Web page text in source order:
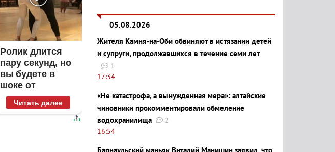
Ролик длится
пару секунд, но
вы будете в
шоке от
увиденного
Читать далее
05.08.2026
Жителя Камня-на-Оби обвиняют в истязании детей
и супруги, продолжавшихся в течение семи лет
1
17:34
«Не катастрофа, а вынужденная мера»: алтайские
чиновники прокомментировали обмеление
водохранилища
2
16:54